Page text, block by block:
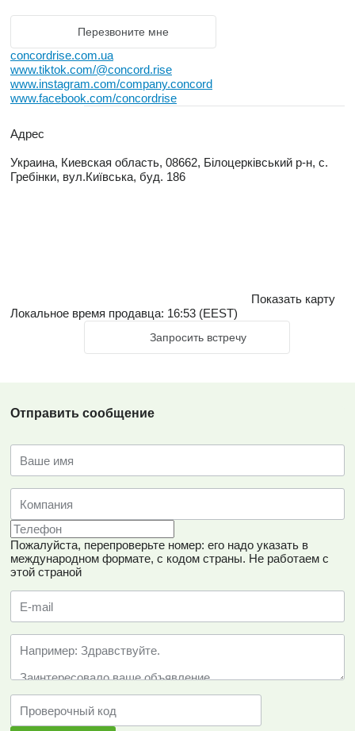
Перезвоните мне
concordrise.com.ua
www.tiktok.com/@concord.rise
www.instagram.com/company.concord
www.facebook.com/concordrise
Адрес
Украина, Киевская область, 08662, Білоцерківський р-н, с.
Гребінки, вул.Київська, буд. 186
Показать карту
Локальное время продавца: 16:53 (EEST)
Запросить встречу
Отправить сообщение
Пожалуйста, перепроверьте номер: его надо указать в
международном формате, с кодом страны. Не работаем с
этой страной